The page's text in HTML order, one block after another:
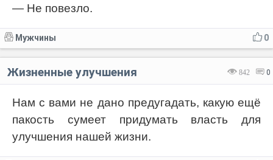
— Не повезло.
0
Мужчины
842 0
Жизненные улучшения
Нам с вами не дано предугадать, какую ещё
пакость сумеет придумать власть для
улучшения нашей жизни.